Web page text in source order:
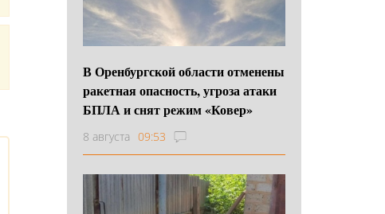
В Оренбургской области отменены
ракетная опасность, угроза атаки
БПЛА и снят режим «Ковер»
8 августа 09:53